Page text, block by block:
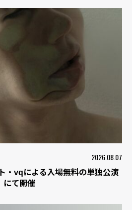
2026.08.07
・vqによる入場無料の単独公演
にて開催